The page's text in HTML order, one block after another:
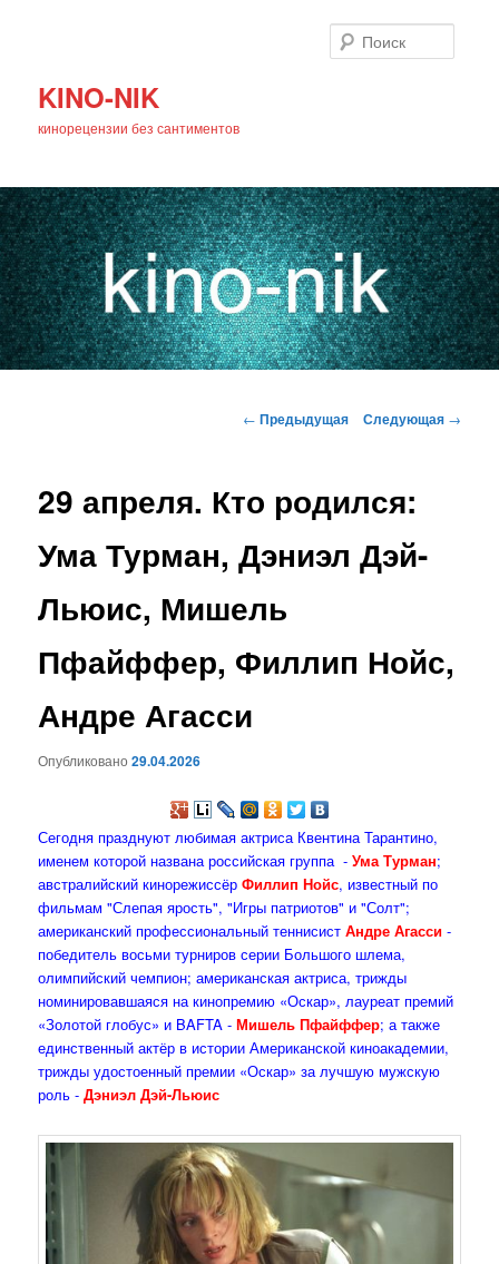
KINO-NIK
кинорецензии без сантиментов
основному
Навигация
← Предыдущая Следующая →
29 апреля. Кто родился:
Ума Турман, Дэниэл Дэй-
Льюис, Мишель
Пфайффер, Филлип Нойс,
Андре Агасси
Опубликовано29.04.2026
Сегодня празднуют любимая актриса Квентина Тарантино,
именем которой названа российская группа -Ума Турман;
австралийский кинорежиссёрФиллип Нойс, известный по
фильмам "Слепая ярость", "Игры патриотов" и "Солт";
американский профессиональный теннисист Андре Агасси -
победитель восьми турниров серии Большого шлема,
олимпийский чемпион; американская актриса, трижды
номинировавшаяся на кинопремию «Оскар», лауреат премий
«Золотой глобус» и BAFTA -Мишель Пфайффер; а также
единственный актёр в истории Американской киноакадемии,
трижды удостоенный премии «Оскар» за лучшую мужскую
роль -Дэниэл Дэй-Льюис